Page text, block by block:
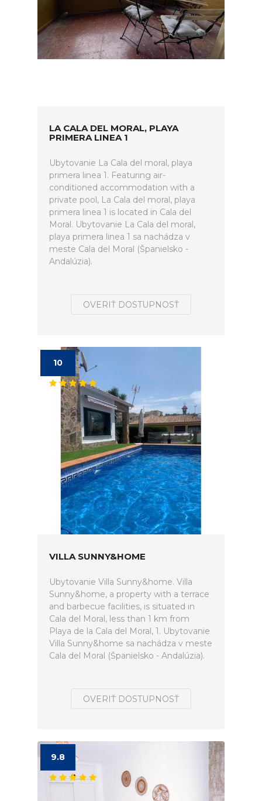
LA CALA DEL MORAL, PLAYA
PRIMERA LINEA 1
Ubytovanie La Cala del moral, playa
primera linea 1. Featuring air-
conditioned accommodation with a
private pool, La Cala del moral, playa
primera linea 1 is located in Cala del
Moral. Ubytovanie La Cala del moral,
playa primera linea 1 sa nachádza v
meste Cala del Moral (Španielsko -
Andalúzia).
OVERIŤ DOSTUPNOSŤ
10
VILLA SUNNY&HOME
Ubytovanie Villa Sunny&home. Villa
Sunny&home, a property with a terrace
and barbecue facilities, is situated in
Cala del Moral, less than 1 km from
Playa de la Cala del Moral, 1. Ubytovanie
Villa Sunny&home sa nachádza v meste
Cala del Moral (Španielsko - Andalúzia).
OVERIŤ DOSTUPNOSŤ
9.8